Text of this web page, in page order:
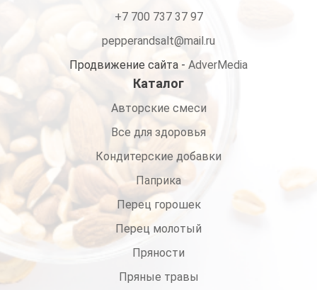
+7 700 737 37 97
pepperandsalt@mail.ru
Продвижение сайта - AdverMedia
Каталог
Авторские смеси
Все для здоровья
Кондитерские добавки
Паприка
Перец горошек
Перец молотый
Пряности
Пряные травы